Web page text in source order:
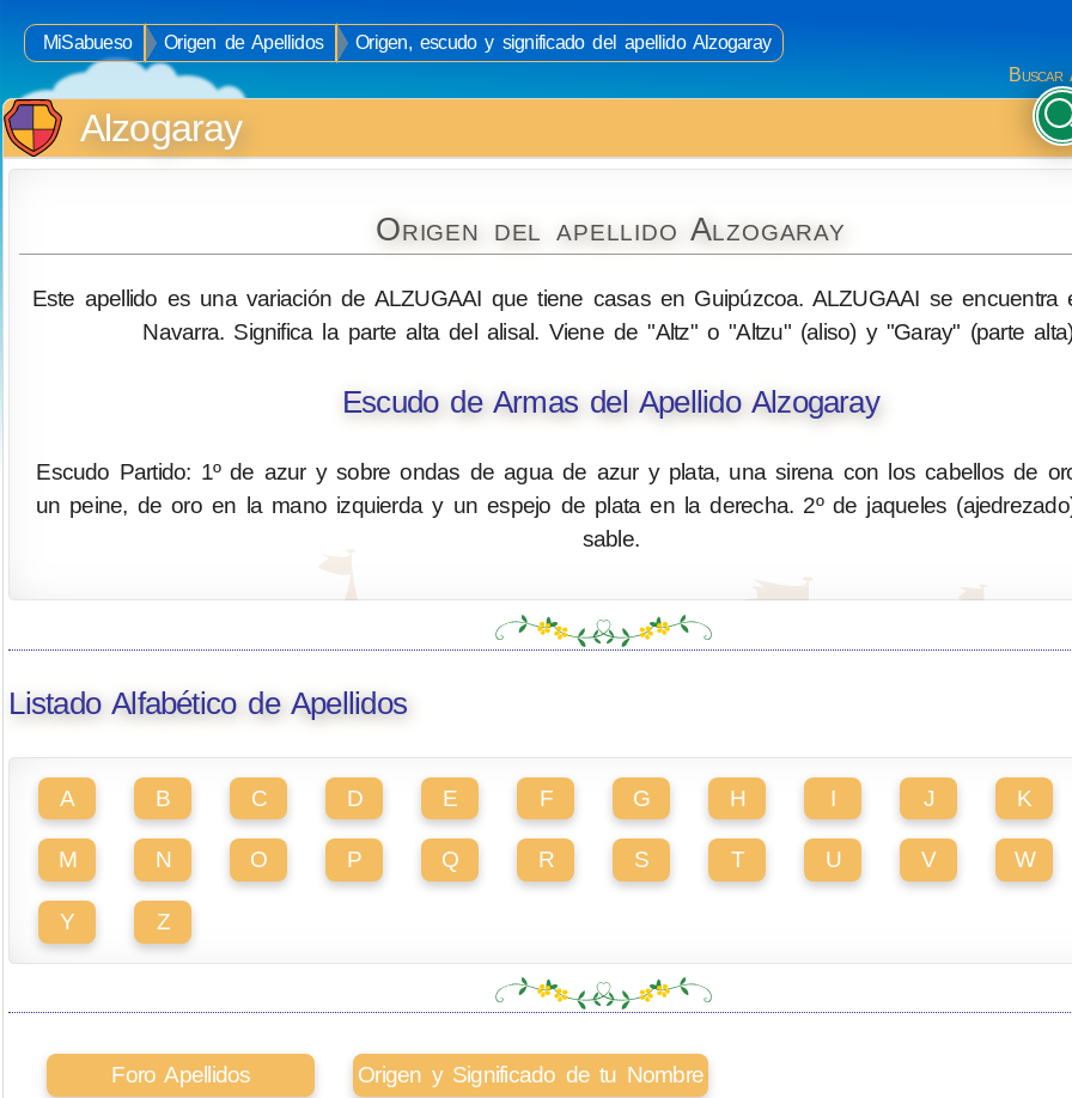
MiSabueso Origen de Apellidos
Origen, escudo y significado del apellido Alzogaray
Buscar
Alzogaray
Origen del apellido Alzogaray
Este apellido es una variación de ALZUGAAI que tiene casas en Guipúzcoa. ALZUGAAI se encuentra
Navarra. Significa la parte alta del alisal. Viene de "Altz" o "Altzu" (aliso) y "Garay" (parte
Escudo de Armas del Apellido Alzogaray
Escudo Partido: 1º de azur y sobre ondas de agua de azur y plata, una sirena con los cabellos de
un peine, de oro en la mano izquierda y un espejo de plata en la derecha. 2º de jaqueles
sable.
Listado Alfabético de Apellidos
A B C D E F G H I J K
M N O P Q R S T U V W
Y Z
Foro Apellidos Origen y Significado de tu Nombre